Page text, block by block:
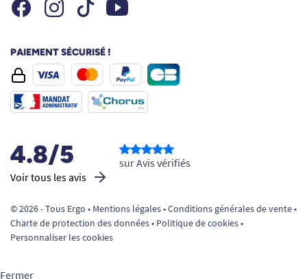
FacebookInstagramTiktok Youtube
PAIEMENT SÉCURISÉ !
4.8/5
Voir tous les avis
sur Avis vérifiés
© 2026 - Tous Ergo • Mentions légales•Conditions générales de vente•
Charte de protection des données• Politique de cookies•
Personnaliser les cookies
Fermer